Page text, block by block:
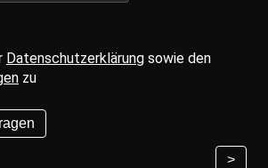
Datenschutzerklärung sowie den
zu
>